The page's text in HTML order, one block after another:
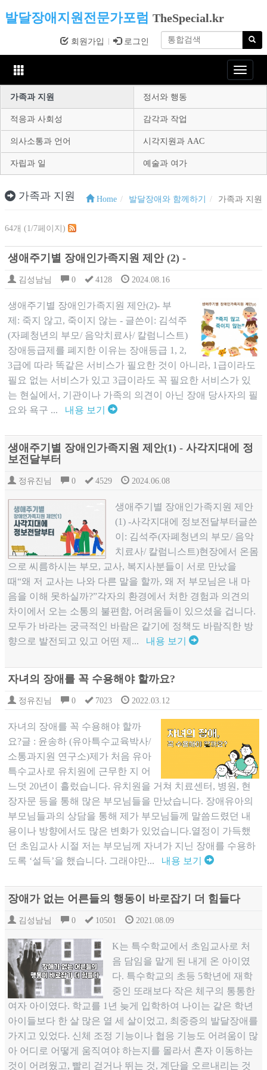
발달장애지원전문가포럼 TheSpecial.kr
회원가입 로그인
Toggle
가족과 지원
정서와 행동
적응과 사회성 감각과 작업
의사소통과 언어 시각지원과 AAC
자립과 일 예술과 여가
가족과 지원 Home 발달장애와 함께하기 가족과 지원
64개 (1/7페이지)
생애주기별 장애인가족지원 제안 (2) -
김성남님 0 4128 2024.08.16
생애주기별 장애인가족지원 제안(2)- 부
제: 죽지 않고, 죽이지 않는 - 글쓴이: 김석주
(자폐청년의 부모/ 음악치료사/ 칼럼니스트)​
장애등급제를 폐지한 이유는 장애등급 1, 2,
3급에 따라 똑같은 서비스가 필요한 것이 아니라, 1급이라도
필요 없는 서비스가 있고 3급이라도 꼭 필요한 서비스가 있
는 현실에서, 기관이나 가족의 의견이 아닌 장애 당사자의 필
요와 욕구 ... 내용 보기
생애주기별 장애인가족지원 제안(1) - 사각지대에 정
보전달부터
정유진님 0 4529 2024.06.08
생애주기별 장애인가족지원 제안
(1) -사각지대에 정보전달부터글쓴
이: 김석주(자폐청년의 부모/ 음악
치료사/ 칼럼니스트)현장에서 온몸
으로 씨름하시는 부모, 교사, 복지사분들이 서로 만났을
때“왜 저 교사는 나와 다른 말을 할까, 왜 저 부모님은 내 마
음을 이해 못하실까?”각자의 환경에서 처한 경험과 의견의
차이에서 오는 소통의 불편함, 어려움들이 있으셨을 겁니다.
모두가 바라는 궁극적인 바람은 같기에 정책도 바람직한 방
향으로 발전되고 있고 어떤 제... 내용 보기
자녀의 장애를 꼭 수용해야 할까요?
정유진님 0 7023 2022.03.12
자녀의 장애를 꼭 수용해야 할까
요?글 : 윤송하 (유아특수교육박사/
소통과지원 연구소)제가 처음 유아
특수교사로 유치원에 근무한 지 어
느덧 20년이 흘렀습니다. 유치원을 거쳐 치료센터, 병원, 현
장자문 등을 통해 많은 부모님들을 만났습니다. 장애유아의
부모님들과의 상담을 통해 제가 부모님들께 말씀드렸던 내
용이나 방향에서도 많은 변화가 있었습니다.열정이 가득했
던 초임교사 시절 저는 부모님께 자녀가 지닌 장애를 수용하
도록 ‘설득’을 했습니다. 그래야만... 내용 보기
장애가 없는 어른들의 행동이 바로잡기 더 힘들다
김성남님 0 10501 2021.08.09
​K는 특수학교에서 초임교사로 처
음 담임을 맡게 된 내게 온 아이였
다. 특수학교의 초등 5학년에 재학
중인 또래보다 작은 체구의 통통한
여자 아이였다. 학교를 1년 늦게 입학하여 나이는 같은 학년
아이들보다 한 살 많은 열 세 살이었고, 최중증의 발달장애를
가지고 있었다. 신체 조정 기능이나 협응 기능도 어려움이 많
아 어디로 어떻게 움직여야 하는지를 몰라서 혼자 이동하는
것이 어려웠고, 빨리 걷거나 뛰는 것, 계단을 오르내리는 것